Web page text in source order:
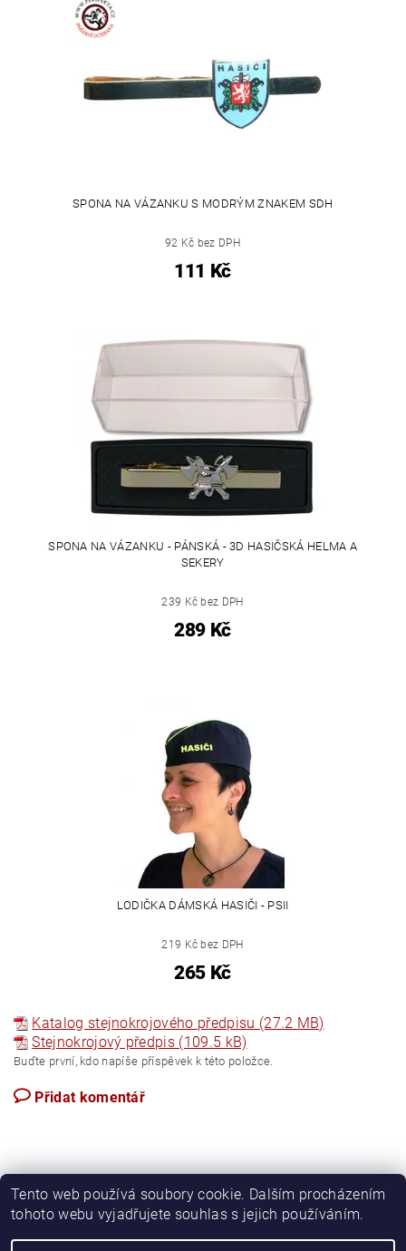
SPONA NA VÁZANKU S MODRÝM ZNAKEM SDH
92 Kč bez DPH
111 Kč
SPONA NA VÁZANKU - PÁNSKÁ - 3D HASIČSKÁ HELMA A
SEKERY
239 Kč bez DPH
289 Kč
LODIČKA DÁMSKÁ HASIČI - PSII
219 Kč bez DPH
265 Kč
Katalog stejnokrojového předpisu (27.2 MB)
Stejnokrojový předpis (109.5 kB)
Buďte první, kdo napíše příspěvek k této položce.
Přidat komentář
Tento web používá soubory cookie. Dalším procházením
tohoto webu vyjadřujete souhlas s jejich používáním.